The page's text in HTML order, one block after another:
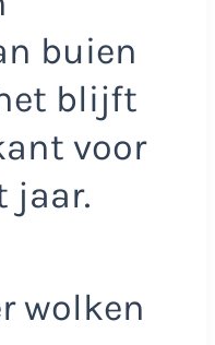
buien
blijft
voor
jaar.
wolken